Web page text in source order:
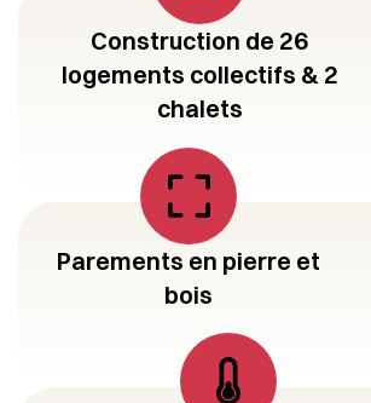
Construction de 26
logements collectifs & 2
chalets
Parements en pierre et
bois